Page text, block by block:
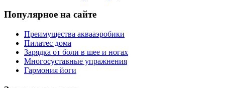
Популярное на сайте
Преимущества аквааэробики
Пилатес дома
Зарядка от боли в шее и ногах
Многосуставные упражнения
Гармония йоги